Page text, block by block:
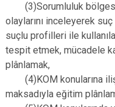
(3)Sorumluluk
olaylarını inceleyerek
suçlu profilleri ile
tespit etmek, mücadele
plânlamak,
(4)KOM konularına
maksadıyla eğitim